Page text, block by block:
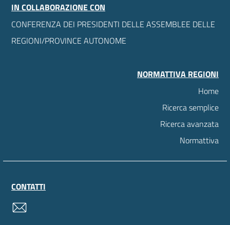
IN COLLABORAZIONE CON
CONFERENZA DEI PRESIDENTI DELLE ASSEMBLEE DELLE
REGIONI/PROVINCE AUTONOME
NORMATTIVA REGIONI
Home
Ricerca semplice
Ricerca avanzata
Normattiva
CONTATTI